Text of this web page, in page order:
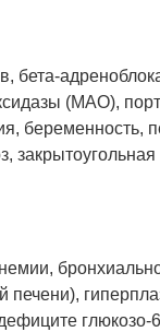
бета-
(МАО),
беременность,
закрытоугольная